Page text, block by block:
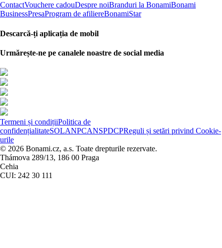
ContactVouchere cadouDespre noiBranduri la BonamiBonami
BusinessPresaProgram de afiliereBonamiStar
Descarcă-ți aplicația de mobil
Urmărește-ne pe canalele noastre de social media
Termeni și condițiiPolitica de
confidențialitateSOLANPCANSPDCPReguli și setări privind Cookie-
urile
© 2026 Bonami.cz, a.s. Toate drepturile rezervate.
Thámova 289/13, 186 00 Praga
Cehia
CUI: 242 30 111